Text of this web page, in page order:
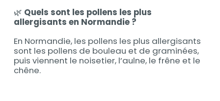
🌿 Quels sont les pollens les plus
allergisants en Normandie ?
En Normandie, les pollens les plus allergisants
sont les pollens de bouleau et de graminées,
puis viennent le noisetier, l’aulne, le frêne et le
chêne.